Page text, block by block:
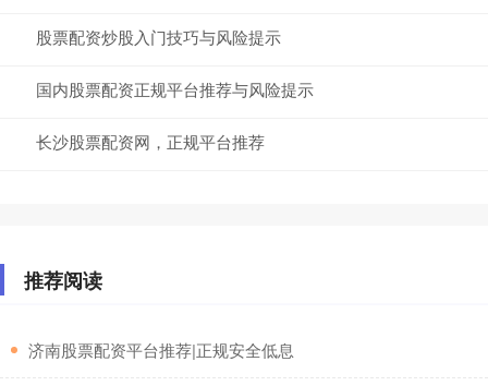
股票配资炒股入门技巧与风险提示
国内股票配资正规平台推荐与风险提示
长沙股票配资网，正规平台推荐
推荐阅读
​济南股票配资平台推荐|正规安全低息